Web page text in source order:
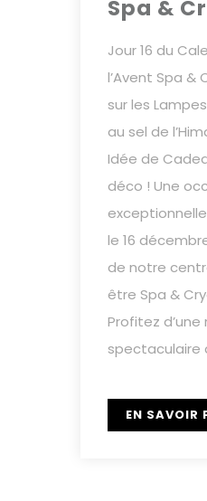
Spa &
Jour 16 du
l’Avent Spa &
sur les
au sel de
Idée de
déco ! Une
le 16
de notre
être Spa &
Profitez
spectaculaire
EN SAVOIR